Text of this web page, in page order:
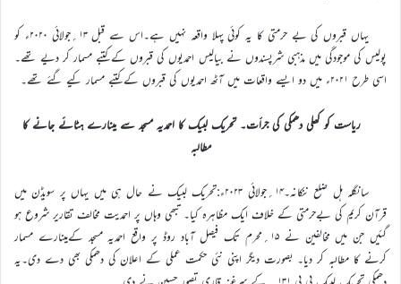
یہاں قبروں کی بے حرمتی کا یہ کوئی پہلا واقعہ نہیں ہے۔اس سے قبل ۱۳؍جولائی ۲۰۲۰ء کو
پولیس کی موجودگی میں مذہبی شرپسندوں نے بیالیس احمدیوں کی قبروں کےکتبے مسمار کر دیے تھے۔
اسی طرح ۲۰۲۱ء میں دو ایسے واقعات میں آٹھ احمدیوں کی قبروں کےکتبے مسمار کیے گئے تھے۔
ریاست کو کھلی دھمکی کی جرأت۔ تحریک لبیک کا احمدیہ مسجد سے مینارے ہٹائے جانے کا
مطالبہ
سانگلہ ہل ضلع ننکانہ۔۱۴؍جولائی ۲۰۲۳ء:تحریک لبیک نے حال ہی میں یہاں پر سویڈن میں
قرآن کریم کی بےحرمتی کے خلاف ایک مظاہرہ کیا۔ تبھی وہاں پر احمدیت مخالف تقاریر شروع ہو
گئیں جن میں مخالفین نے ۱۵؍محرم تک فیصل آباد روڈ پر واقع احمدیہ مسجد کےمینارے مسمار
کرنے کا مطالبہ کر دیا۔ بصورت دیگر اپنی نئی حکمت عملی کے اعلان کی دھمکی بھی دے دی۔یہ